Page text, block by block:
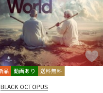
品 動画あり 送料無料
BLACK OCTOPUS